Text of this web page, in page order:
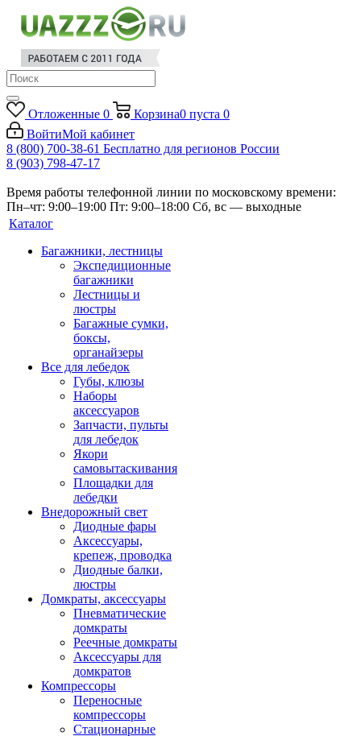
Отложенные 0 Корзина0 пуста 0
ВойтиМой кабинет
8 (800) 700-38-61 Бесплатно для регионов России
8 (903) 798-47-17
Время работы телефонной линии по московскому времени:
Пн–чт: 9:00–19:00 Пт: 9:00–18:00 Сб, вс — выходные
Каталог
Багажники, лестницы
Экспедиционные
багажники
Лестницы и
люстры
Багажные сумки,
боксы,
органайзеры
Все для лебедок
Губы, клюзы
Наборы
аксессуаров
Запчасти, пульты
для лебедок
Якори
самовытаскивания
Площадки для
лебедки
Внедорожный свет
Диодные фары
Аксессуары,
крепеж, проводка
Диодные балки,
люстры
Домкраты, аксессуары
Пневматические
домкраты
Реечные домкраты
Аксессуары для
домкратов
Компрессоры
Переносные
компрессоры
Стационарные